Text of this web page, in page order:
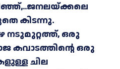
കിടന്നു.
നടുമുറ്റത്ത്, ഒരു
ഒരു
ചില